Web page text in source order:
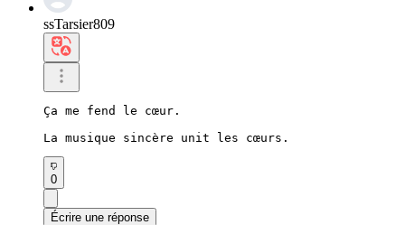
ssTarsier809
Ça me fend le cœur.
La musique sincère unit les cœurs.
0
Écrire une réponse